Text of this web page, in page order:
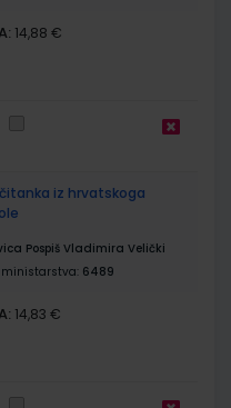
14,88 €
čitanka iz hrvatskoga
Pospiš Vladimira Velički
ministarstva: 6489
14,83 €